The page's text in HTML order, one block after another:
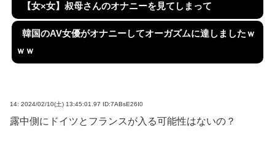
【女×女】叔母さんのオナニーを見てしまって
韓国のAV女優がオナニーしてオーガズムに達しましたｗ
ｗｗ
14: 2024/02/10(土) 13:45:01.97 ID:7ABsE26I0
露中側にドイツとフランスが入る可能性はないの？